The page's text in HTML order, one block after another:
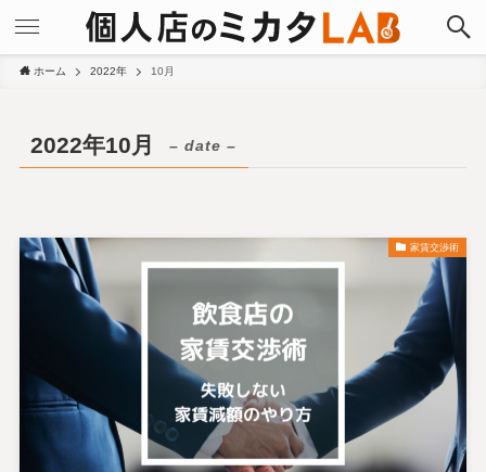
ホーム 2022年 10月
2022年10月 – date –
家賃交渉術